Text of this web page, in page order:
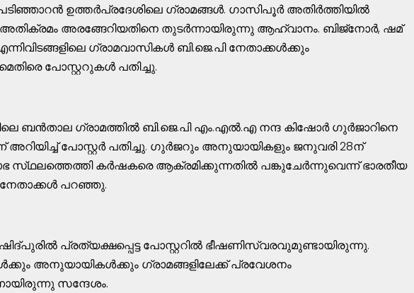
ഉത്തർപ്രദേശിലെ ഗ്രാമങ്ങൾ. ഗാസിപൂർ അതിർത്തിയിൽ
അരങ്ങേറിയതിനെ തുടർന്നായിരുന്നു ആഹ്വാനം. ബിജ്​നോർ, ഷമ്​
ഗ്രാമവാസികൾ ബി.ജെ.പി നേതാക്കൾക്കും
പോസ്റ്ററുകൾ പതിച്ചു.
ബൻതാല ഗ്രാമത്തിൽ ബി.ജെ.പി എം.എൽ.എ നന്ദ കിഷോർ ഗുർജാറിനെ
അറിയിച്ച്​​ പോസ്റ്റർ പതിച്ചു. ഗുർജറും അനുയായികളും ജനുവരി 28ന്​
സ്​ഥലത്തെത്തി കർഷ​കരെ ആക്രമിക്കുന്നതിൽ പങ്കുചേർന്നുവെന്ന്​​ ഭാരതീയ
പറഞ്ഞു.
പ്രത്യക്ഷപ്പെട്ട പോസ്റ്ററിൽ ഭീഷണിസ്വരവുമുണ്ടായിരുന്നു.
അനുയായികൾക്കും ഗ്രാമങ്ങളിലേക്ക്​ പ്രവേശനം
സന്ദേശം.